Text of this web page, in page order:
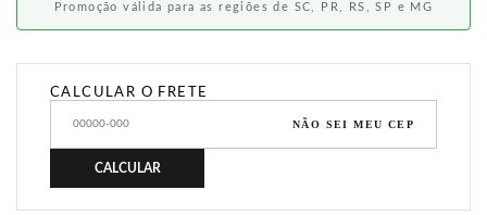
Promoção válida para as regiões de SC, PR, RS, SP e MG
CALCULAR O FRETE
NÃO SEI MEU CEP
CALCULAR